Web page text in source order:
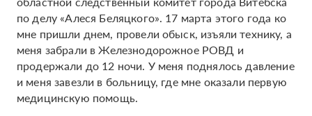
по делу «Алеся Беляцкого». 17 марта этого года ко
мне пришли днем, провели обыск, изъяли технику, а
меня забрали в Железнодорожное РОВД и
продержали до 12 ночи. У меня поднялось давление
и меня завезли в больницу, где мне оказали первую
медицинскую помощь.